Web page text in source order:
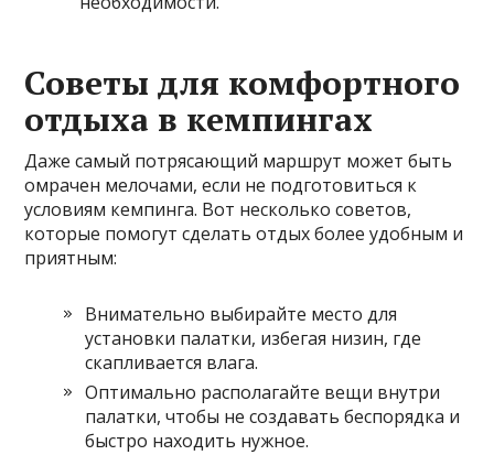
Советы для комфортного
отдыха в кемпингах
Даже самый потрясающий маршрут может быть
омрачен мелочами, если не подготовиться к
условиям кемпинга. Вот несколько советов,
которые помогут сделать отдых более удобным и
приятным:
Внимательно выбирайте место для
установки палатки, избегая низин, где
скапливается влага.
Оптимально располагайте вещи внутри
палатки, чтобы не создавать беспорядка и
быстро находить нужное.